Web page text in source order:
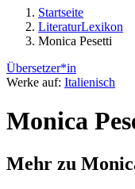
Startseite
LiteraturLexikon
Monica Pesetti
Übersetzer*in
Werke auf: Italienisch
Monica
Mehr zu